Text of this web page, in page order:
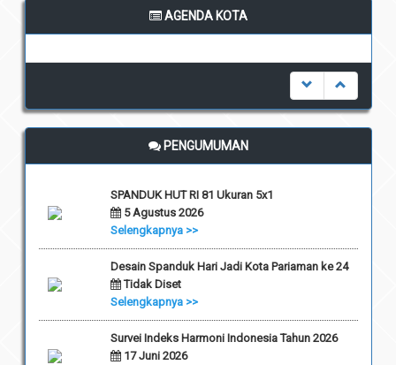
AGENDA KOTA
PENGUMUMAN
SPANDUK HUT RI 81 Ukuran 5x1
5 Agustus 2026
Selengkapnya >>
Desain Spanduk Hari Jadi Kota Pariaman ke 24
Tidak Diset
Selengkapnya >>
Survei Indeks Harmoni Indonesia Tahun 2026
17 Juni 2026